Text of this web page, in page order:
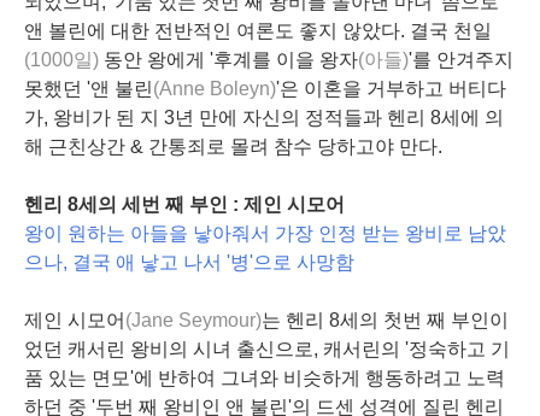
앤 볼린에 대한 전반적인 여론도 좋지 않았다. 결국 천일
(1000일) 동안 왕에게 '후계를 이을 왕자(아들)'를 안겨주지
못했던 '앤 불린(Anne Boleyn)'은 이혼을 거부하고 버티다
가, 왕비가 된 지 3년 만에 자신의 정적들과 헨리 8세에 의
해 근친상간 & 간통죄로 몰려 참수 당하고야 만다.
헨리 8세의 세번 째 부인 : 제인 시모어
왕이 원하는 아들을 낳아줘서 가장 인정 받는 왕비로 남았
으나, 결국 애 낳고 나서 '병'으로 사망함
제인 시모어 (Jane Seymour)는 헨리 8세의 첫번 째 부인이
었던 캐서린 왕비의 시녀 출신으로, 캐서린의 '정숙하고 기
품 있는 면모'에 반하여 그녀와 비슷하게 행동하려고 노력
하던 중 '두번 째 왕비인 앤 불린'의 드센 성격에 질린 헨리